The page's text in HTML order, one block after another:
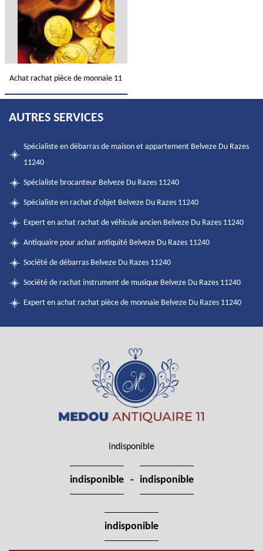
Achat rachat pièce de monnaie 11
AUTRES SERVICES
Spécialiste en débarras de maison et appartement Belveze Du Razes
11240
Spécialiste brocanteur Belveze Du Razes 11240
Spécialiste en rachat d'objet Belveze Du Razes 11240
Expert en achat rachat de véhicule ancien Belveze Du Razes 11240
Antiquaire pour achat antiquité Belveze Du Razes 11240
Société de débarras Belveze Du Razes 11240
Société de rachat instrument de musique Belveze Du Razes 11240
Expert en achat rachat pièce de monnaie Belveze Du Razes 11240
indisponible
indisponible - indisponible
indisponible